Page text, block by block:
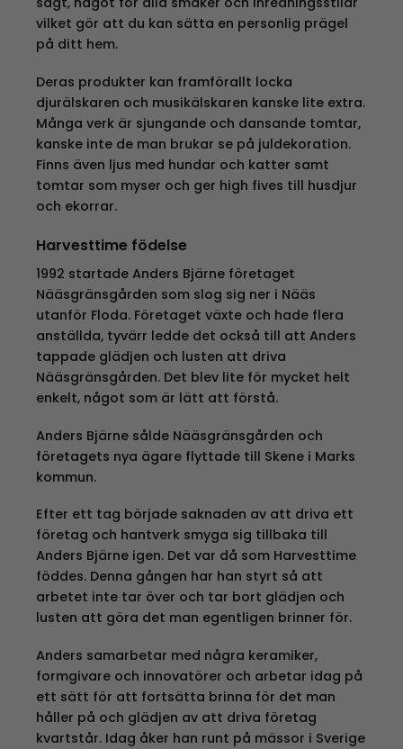
vilket gör att du kan sätta en personlig prägel
på ditt hem.
Deras produkter kan framförallt locka
djurälskaren och musikälskaren kanske lite extra.
Många verk är sjungande och dansande tomtar,
kanske inte de man brukar se på juldekoration.
Finns även ljus med hundar och katter samt
tomtar som myser och ger high fives till husdjur
och ekorrar.
Harvesttime födelse
1992 startade Anders Bjärne företaget
Nääsgränsgården som slog sig ner i Nääs
utanför Floda. Företaget växte och hade flera
anställda, tyvärr ledde det också till att Anders
tappade glädjen och lusten att driva
Nääsgränsgården. Det blev lite för mycket helt
enkelt, något som är lätt att förstå.
Anders Bjärne sålde Nääsgränsgården och
företagets nya ägare flyttade till Skene i Marks
kommun.
Efter ett tag började saknaden av att driva ett
företag och hantverk smyga sig tillbaka till
Anders Bjärne igen. Det var då som Harvesttime
föddes. Denna gången har han styrt så att
arbetet inte tar över och tar bort glädjen och
lusten att göra det man egentligen brinner för.
Anders samarbetar med några keramiker,
formgivare och innovatörer och arbetar idag på
ett sätt för att fortsätta brinna för det man
håller på och glädjen av att driva företag
kvartstår. Idag åker han runt på mässor i Sverige